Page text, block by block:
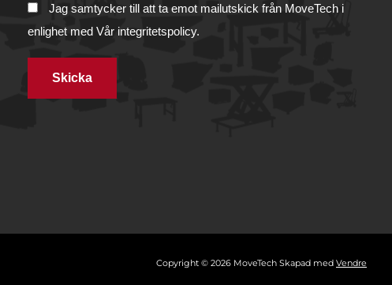
identifierare och
som vi
Visa detaljer
Jag samtycker till att ta emot mailutskick från MoveTech i
enlighet med Vår integritetspolicy.
Skicka
Copyright © 2026 MoveTech Skapad med Vendre